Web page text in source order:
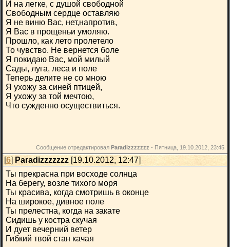
И на легке, с душой свободной
Свободным сердце оставляю
Я не виню Вас, нет,напротив,
Я Вас в прощеньи умоляю.
Прошло, как лето пролетело
То чувство. Не вернется боле
Я покидаю Вас, мой милый
Сады, луга, леса и поле
Теперь делите не со мною
Я ухожу за синей птицей,
Я ухожу за той мечтою,
Что сужденно осуществиться.
Сообщение отредактировал Paradizzzzzzz - Пятница, 19.10.2012, 23:45
[6] Paradizzzzzzz [19.10.2012, 12:47]
Ты прекрасна при восходе солнца
На берегу, возле тихого моря
Ты красива, когда смотришь в оконце
На широкое, дивное поле
Ты прелестна, когда на закате
Сидишь у костра скучая
И дует вечерний ветер
Гибкий твой стан качая